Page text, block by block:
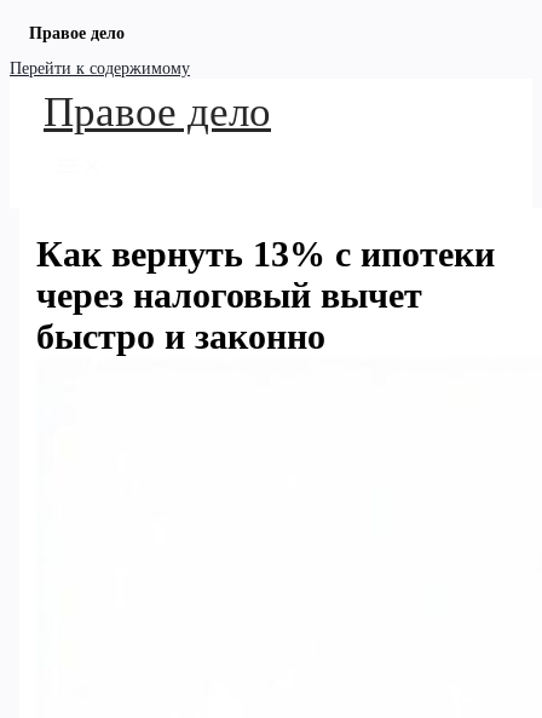
Правое дело
Перейти к содержимому
Правое дело
Как вернуть 13% с ипотеки
через налоговый вычет
быстро и законно